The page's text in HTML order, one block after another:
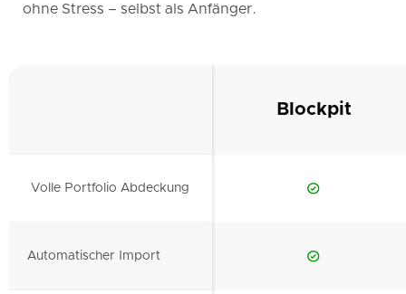
ohne Stress – selbst als Anfänger.
Blockpit
Volle Portfolio Abdeckung
Automatischer Import